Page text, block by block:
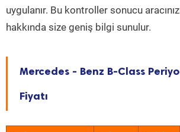
uygulanır. Bu kontroller sonucu
hakkında size geniş bilgi sunulur.
Mercedes - Benz B-Class
Fiyatı